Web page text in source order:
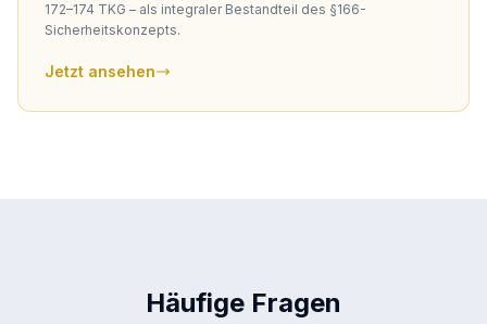
172–174 TKG – als integraler Bestandteil des §166-
Sicherheitskonzepts.
Jetzt ansehen
Häufige Fragen